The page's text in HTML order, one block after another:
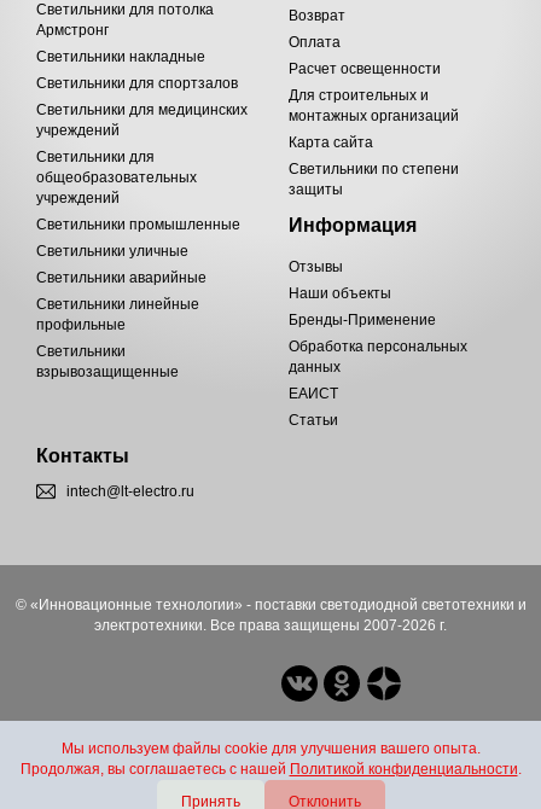
Светильники для потолка
Армстронг
Светильники накладные
Светильники для спортзалов
Светильники для медицинских
учреждений
Светильники для
общеобразовательных
учреждений
Светильники промышленные
Светильники уличные
Светильники аварийные
Светильники линейные
профильные
Светильники
взрывозащищенные
Возврат
Оплата
Расчет освещенности
Для строительных и
монтажных организаций
Карта сайта
Светильники по степени
защиты
Информация
Отзывы
Наши объекты
Бренды-Применение
Обработка персональных
данных
ЕАИСТ
Статьи
Контакты
intech@lt-electro.ru
© «Инновационные технологии» - поставки светодиодной светотехники и
электротехники. Все права защищены 2007-2026 г.
Мы используем файлы cookie для улучшения вашего опыта.
Продолжая, вы соглашаетесь с нашей Политикой конфиденциальности.
Принять
Отклонить